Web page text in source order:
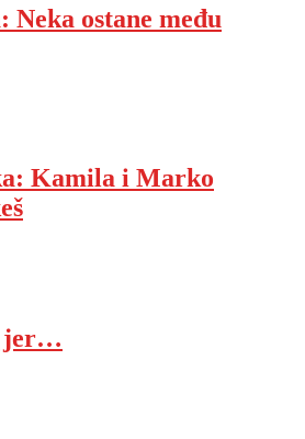
ostane među
Kamila i Marko
jer…